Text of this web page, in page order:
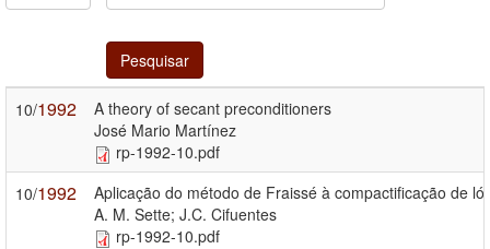
Pesquisar
10/1992
A theory of secant preconditioners
José Mario Martínez
rp-1992-10.pdf
10/1992
Aplicação do método de Fraissé à compactificação de
A. M. Sette; J.C. Cifuentes
rp-1992-10.pdf